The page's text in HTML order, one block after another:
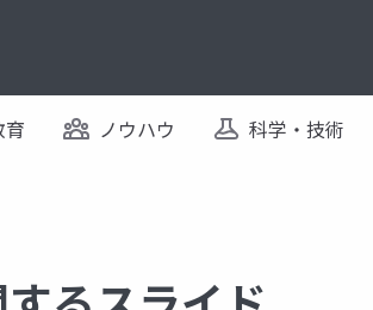
育 ノウハウ 科学・技術